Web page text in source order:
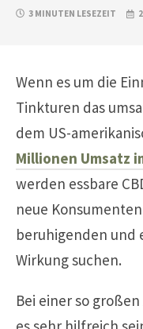
3 MINUTEN LESEZEIT
Wenn es um die
Tinkturen das
dem US-
Millionen Umsatz
werden essbare
neue
beruhigenden und
Wirkung suchen.
Bei einer so